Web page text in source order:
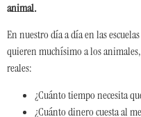
animal.
En nuestro día a día en las
quieren muchísimo a los
reales:
¿Cuánto tiempo necesita
¿Cuánto dinero cuesta al